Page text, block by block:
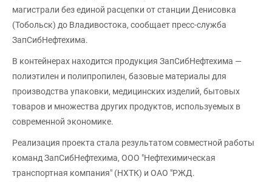
магистрали без единой расцепки от станции Денисовка
(Тобольск) до Владивостока, сообщает пресс-служба
ЗапСибНефтехима.
В контейнерах находится продукция ЗапСибНефтехима —
полиэтилен и полипропилен, базовые материалы для
производства упаковки, медицинских изделий, бытовых
товаров и множества других продуктов, используемых в
современной экономике.
Реализация проекта стала результатом совместной работы
команд ЗапСибНефтехима, ООО "Нефтехимическая
транспортная компания" (НХТК) и ОАО "РЖД.